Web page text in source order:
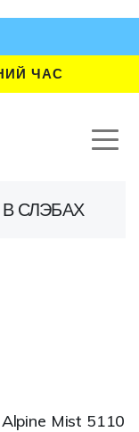
ЧАС
СЛЭБАХ
Mist 5110